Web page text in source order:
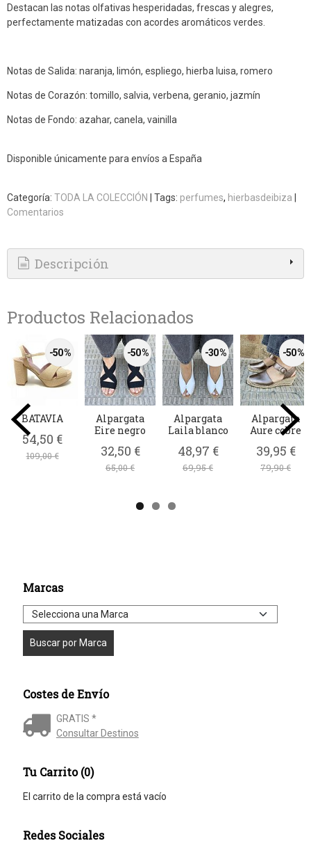
Marcas
Costes de Envío
GRATIS *
Consultar Destinos
Tu Carrito (0)
El carrito de la compra está vacío
Redes Sociales
Destacan las notas olfativas hesperidadas, frescas y alegres,
perfectamente matizadas con acordes aromáticos verdes.
Notas de Salida: naranja, limón, espliego, hierba luisa, romero
Notas de Corazón: tomillo, salvia, verbena, geranio, jazmín
Notas de Fondo: azahar, canela, vainilla
Disponible únicamente para envíos a España
Categoría: TODA LA COLECCIÓN Tags: perfumes hierbasdeibiza
Comentarios
Descripción
Productos Relacionados
-50 %
BATAVIA
54,50 €
109,00 €
-50 %
Alpargata
Eire negro
32,50 €
65,00 €
-30 %
Alpargata
Laila blanco
48,97 €
69,95 €
-50 %
Alpargata
Aure cobre
39,95 €
79,90 €